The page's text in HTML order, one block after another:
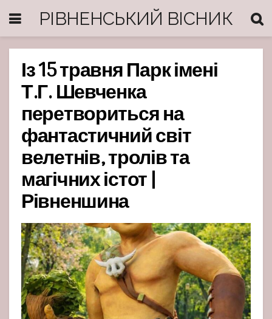
РІВНЕНСЬКИЙ ВІСНИК
Із 15 травня Парк імені
Т.Г. Шевченка
перетвориться на
фантастичний світ
велетнів, тролів та
магічних істот |
Рівненшина